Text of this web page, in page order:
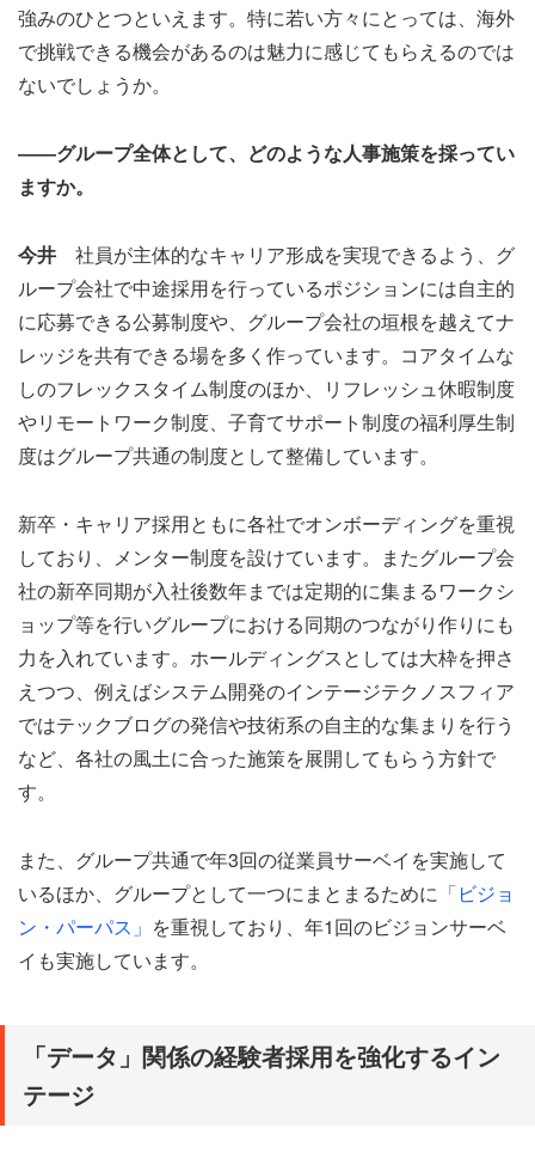
強みのひとつといえます。特に若い方々にとっては、海外
で挑戦できる機会があるのは魅力に感じてもらえるのでは
ないでしょうか。
――グループ全体として、どのような人事施策を採ってい
ますか。
今井 社員が主体的なキャリア形成を実現できるよう、グ
ループ会社で中途採用を行っているポジションには自主的
に応募できる公募制度や、グループ会社の垣根を越えてナ
レッジを共有できる場を多く作っています。コアタイムな
しのフレックスタイム制度のほか、リフレッシュ休暇制度
やリモートワーク制度、子育てサポート制度の福利厚生制
度はグループ共通の制度として整備しています。
新卒・キャリア採用ともに各社でオンボーディングを重視
しており、メンター制度を設けています。またグループ会
社の新卒同期が入社後数年までは定期的に集まるワークシ
ョップ等を行いグループにおける同期のつながり作りにも
力を入れています。ホールディングスとしては大枠を押さ
えつつ、例えばシステム開発のインテージテクノスフィア
ではテックブログの発信や技術系の自主的な集まりを行う
など、各社の風土に合った施策を展開してもらう方針で
す。
また、グループ共通で年3回の従業員サーベイを実施して
いるほか、グループとして一つにまとまるために 「ビジョ
ン・パーパス」 を重視しており、年1回のビジョンサーベ
イも実施しています。
「データ」関係の経験者採用を強化するイン
テージ